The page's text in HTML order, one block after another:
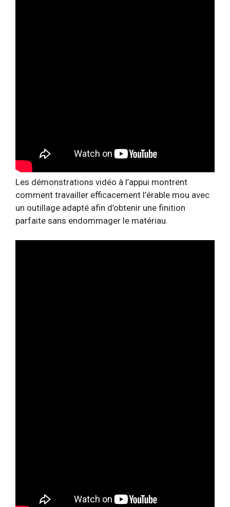
Les démonstrations vidéo à l’appui montrent
comment travailler efficacement l’érable mou avec
un outillage adapté afin d’obtenir une finition
parfaite sans endommager le matériau.